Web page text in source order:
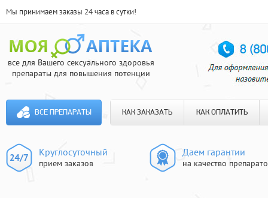
Мы принимаем заказы 24 часа в сутки!
все для Вашего сексуального здоровья
препараты для повышения потенции
ВСЕ ПРЕПАРАТЫ КАК ЗАКАЗАТЬ КАК ОПЛАТИТЬ
Круглосуточный
прием заказов
Даем гарантии
на качество